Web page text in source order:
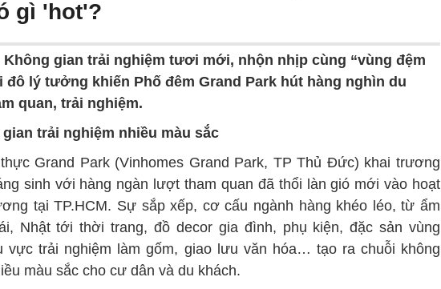
gì 'hot'?
Không gian trải nghiệm tươi mới, nhộn nhịp cùng “vùng đệm
đô lý tưởng khiến Phố đêm Grand Park hút hàng nghìn du
quan, trải nghiệm.
trải nghiệm nhiều màu sắc
Grand Park (Vinhomes Grand Park, TP Thủ Đức) khai trương
sinh với hàng ngàn lượt tham quan đã thổi làn gió mới vào hoạt
tại TP.HCM. Sự sắp xếp, cơ cấu ngành hàng khéo léo, từ ẩm
Nhật tới thời trang, đồ decor gia đình, phụ kiện, đặc sản vùng
vực trải nghiệm làm gốm, giao lưu văn hóa… tạo ra chuỗi không
màu sắc cho cư dân và du khách.